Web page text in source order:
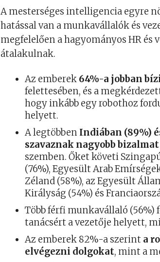
A mesterséges intelligencia egyre
hatással van a munkavállalók és
megfelelően a hagyományos HR és
átalakulnak.
Az emberek 64%-a jobban
felettesében, és a
hogy inkább egy robothoz
helyett.
A legtöbben Indiában (89%)
szavaznak nagyobb
szemben. Őket követi
(76%), Egyesült Arab
Zéland (58%), az Egyesült
Királyság (54%) és
Több férfi munkavállaló (56%)
tanácsért a vezetője helyett,
Az emberek 82%-a szerint a
elvégezni dolgokat, mint a